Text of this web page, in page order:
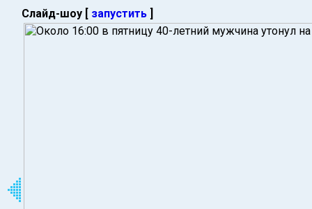
Слайд-шоу [ запустить ]